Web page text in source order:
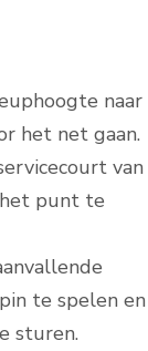
naar
het net gaan.
van
punt te
te spelen en
sturen.